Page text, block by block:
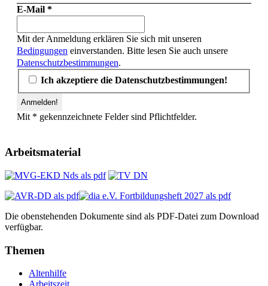
E-Mail *
Mit der Anmeldung erklären Sie sich mit unseren
Bedingungen einverstanden. Bitte lesen Sie auch unsere
Datenschutzbestimmungen.
Ich akzeptiere die Datenschutzbestimmungen!
Mit * gekennzeichnete Felder sind Pflichtfelder.
Arbeitsmaterial
Die obenstehenden Dokumente sind als PDF-Datei zum Download
verfügbar.
Themen
Altenhilfe